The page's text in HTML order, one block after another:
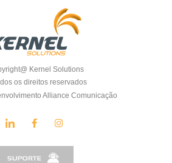
Kernel Solutions
os direitos reservados
Alliance Comunicação